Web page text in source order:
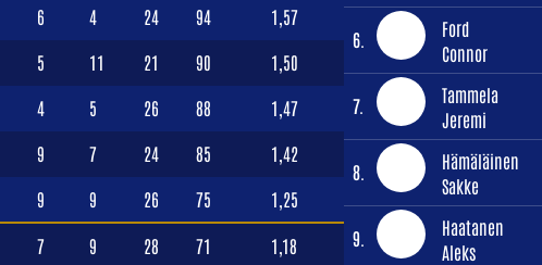
6 4 24 94 1,57
5 11 21 90 1,50
4 5 26 88 1,47
9 7 24 85 1,42
9 9 26 75 1,25
7 9 28 71 1,18
6.
Ford
Connor
7.
Tammela
Jeremi
8.
Hämäläinen
Sakke
9.
Haatanen
Aleks